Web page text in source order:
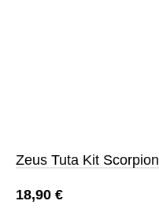
Zeus Tuta Kit Scorpion
18,90 €